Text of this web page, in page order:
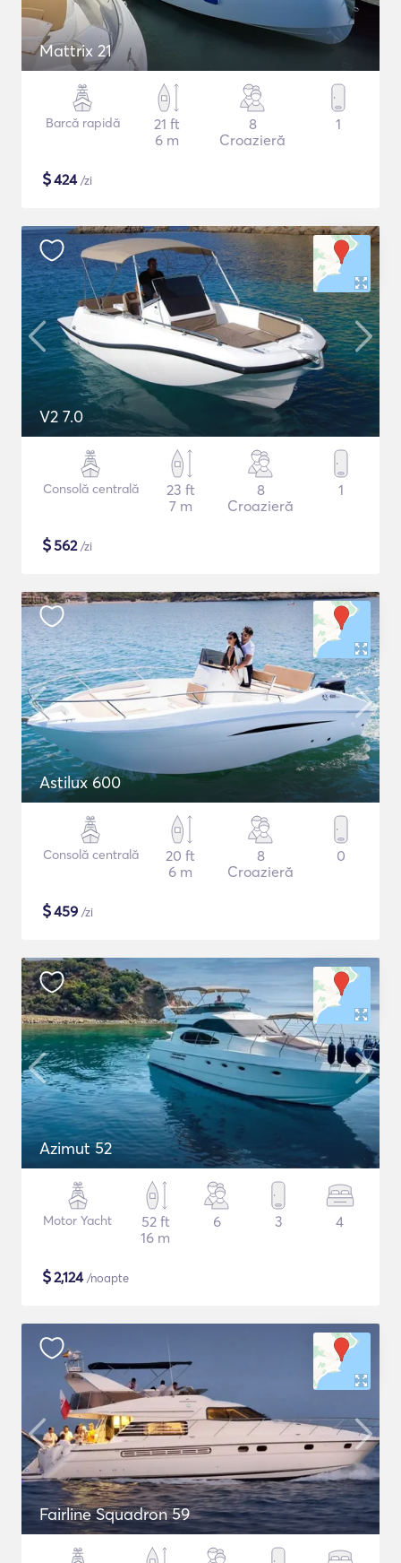
Mattrix 21
Barcă rapidă
21 ft
6 m
8
Croazieră
1
$424/zi
V2 7.0
Consolă centrală
23 ft
7 m
8
Croazieră
1
$562/zi
Astilux 600
Consolă centrală
20 ft
6 m
8
Croazieră
0
$459 /zi
Azimut 52
Motor Yacht
52 ft
16 m
6 3 4
$2,124/noapte
Fairline Squadron 59